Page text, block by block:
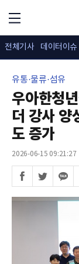
전체기사 데이터이슈
유통·물류·섬유
우아한청
더 강사 양
도 증가
2026-06-15 09:21:27